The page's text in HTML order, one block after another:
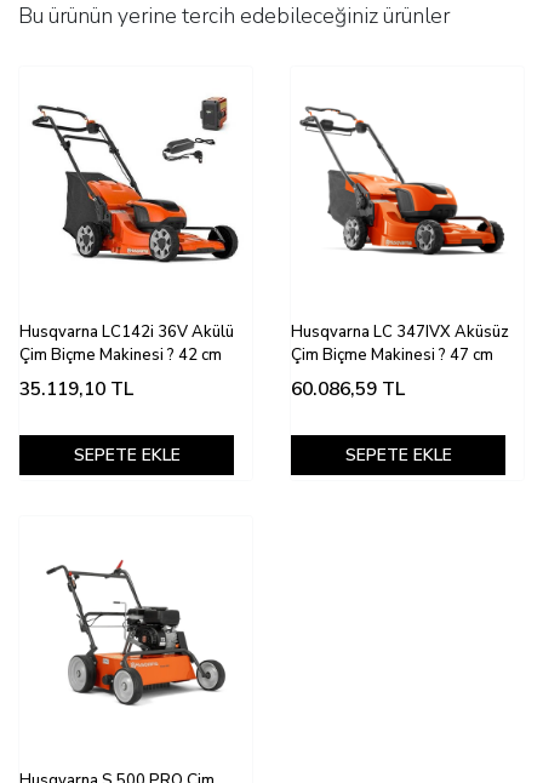
Bu ürünün yerine tercih edebileceğiniz ürünler
Husqvarna LC142i 36V Akülü
Çim Biçme Makinesi ? 42 cm
35.119,10 TL
SEPETE EKLE
Husqvarna LC 347IVX Aküsüz
Çim Biçme Makinesi ? 47 cm
60.086,59 TL
SEPETE EKLE